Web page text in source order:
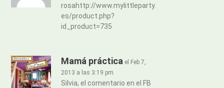
rosahttp://www.mylittleparty.
es/product.php?
id_product=735
Mamá práctica el Feb 7,
2013 a las 3:19 pm
Silvia, el comentario en el FB